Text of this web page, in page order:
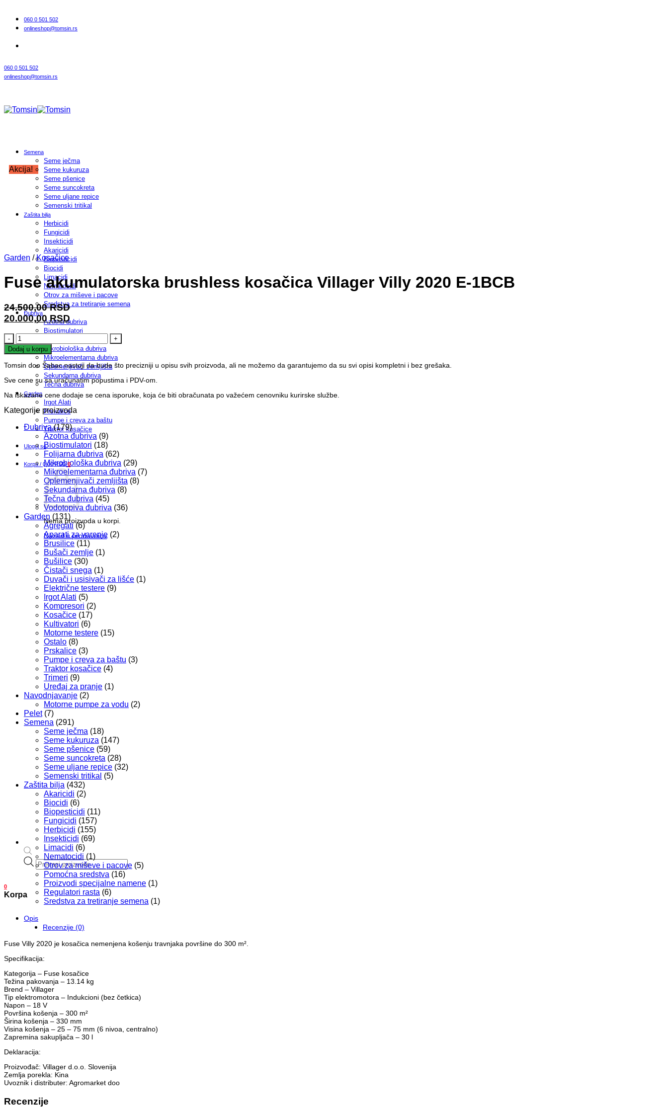
садржај
060 0 501 502
onlineshop@tomsin.rs
060 0 501 502
onlineshop@tomsin.rs
Semena
Seme ječma
Seme kukuruza
Seme pšenice
Seme suncokreta
Seme uljane repice
Semenski tritikal
Zaštita bilja
Herbicidi
Fungicidi
Insekticidi
Akaricidi
Biopesticidi
Biocidi
Limacidi
Nematocidi
Otrov za miševe i pacove
Sredstva za tretiranje semena
Đubriva
Azotna đubriva
Biostimulatori
Mikrobiološka đubriva
Mikroelementarna đubriva
Oplemenjivači zemljišta
Sekundarna đubriva
Tečna đubriva
Garden
Irgot Alati
Prskalice
Pumpe i creva za baštu
Traktor kosačice
Uloguj se
Korpa / 0,00RSD 0
Nema proizvoda u korpi.
Nazad u prodavnicu
Products
search
0
Korpa
Akcija!
Garden / Kosačice
Fuse akumulatorska brushless kosačica Villager Villy 2020 E-1BCB
24.500,00RSD
Original
was:
24.500,00
RSD.
20.000,00RSD
Current
price
is:
20.000,00
Fuse
akumulatorska
brushless
kosačica
Villager
Villy
2020
E-
1BCB
količina
Dodaj u korpu
Tomsin doo Šabac nastoji da bude što precizniji u opisu svih proizvoda, ali ne možemo da garantujemo da su svi opisi kompletni i bez grešaka.
Sve cene su sa uračunatim popustima i PDV-om.
Na iskazane cene dodaje se cena isporuke, koja će biti obračunata po važećem cenovniku kurirske službe.
Kategorije proizvoda
Đubriva (179)
Azotna đubriva (9)
Biostimulatori (18)
Folijarna đubriva (62)
Mikrobiološka đubriva (29)
Mikroelementarna đubriva (7)
Oplemenjivači zemljišta (8)
Sekundarna đubriva (8)
Tečna đubriva (45)
Vodotopiva đubriva (36)
Garden (131)
Agregati (6)
Aparati za varenje (2)
Brusilice (11)
Bušači zemlje (1)
Bušilice (30)
Čistači snega (1)
Duvači i usisivači za lišće (1)
Električne testere (9)
Irgot Alati (5)
Kompresori (2)
Kosačice (17)
Kultivatori (6)
Motorne testere (15)
Ostalo (8)
Prskalice (3)
Pumpe i creva za baštu (3)
Traktor kosačice (4)
Trimeri (9)
Uređaj za pranje (1)
Navodnjavanje (2)
Motorne pumpe za vodu (2)
Pelet (7)
Semena (291)
Seme ječma (18)
Seme kukuruza (147)
Seme pšenice (59)
Seme suncokreta (28)
Seme uljane repice (32)
Semenski tritikal (5)
Zaštita bilja (432)
Akaricidi (2)
Biocidi (6)
Biopesticidi (11)
Fungicidi (157)
Herbicidi (155)
Insekticidi (69)
Limacidi (6)
Nematocidi (1)
Otrov za miševe i pacove (5)
Pomoćna sredstva (16)
Proizvodi specijalne namene (1)
Regulatori rasta (6)
Sredstva za tretiranje semena (1)
Opis
Recenzije (0)
Fuse Villy 2020 je kosačica nemenjena košenju travnjaka površine do 300 m².
Specifikacija:
Kategorija – Fuse kosačice
Težina pakovanja – 13.14 kg
Brend – Villager
Tip elektromotora – Indukcioni (bez četkica)
Napon – 18 V
Površina košenja – 300 m²
Širina košenja – 330 mm
Visina košenja – 25 – 75 mm (6 nivoa, centralno)
Zapremina sakupljača – 30 l
Deklaracija:
Proizvođač: Villager d.o.o. Slovenija
Zemlja porekla: Kina
Uvoznik i distributer: Agromarket doo
Recenzije